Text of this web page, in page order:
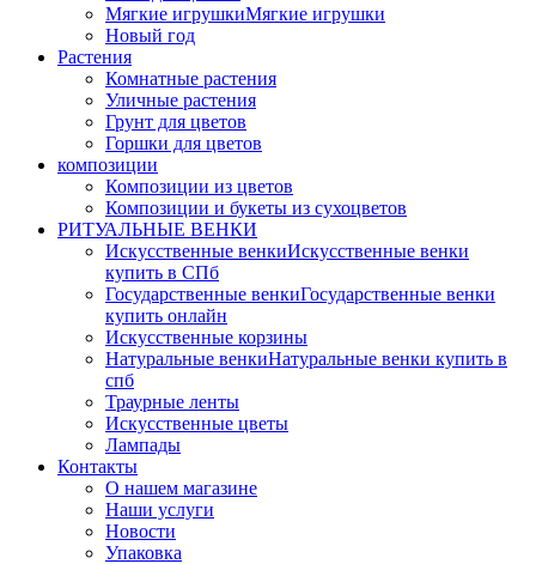
Мягкие игрушкиМягкие игрушки
Новый год
Растения
Комнатные растения
Уличные растения
Грунт для цветов
Горшки для цветов
композиции
Композиции из цветов
Композиции и букеты из сухоцветов
РИТУАЛЬНЫЕ ВЕНКИ
Искусственные венкиИскусственные венки
купить в СПб
Государственные венкиГосударственные венки
купить онлайн
Искусственные корзины
Натуральные венкиНатуральные венки купить в
спб
Траурные ленты
Искусственные цветы
Лампады
Контакты
О нашем магазине
Наши услуги
Новости
Упаковка